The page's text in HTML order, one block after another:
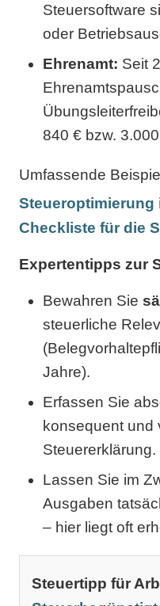
Steuersoftware
oder
Ehrenamt: Seit
840 € bzw.
Umfassende
Steueroptimierung
Checkliste für die
Expertentipps zur
Bewahren Sie
steuerliche
Jahre).
Erfassen Sie
konsequent und
Steuererklärung.
Lassen Sie im
Ausgaben
– hier liegt oft
Steuertipp für